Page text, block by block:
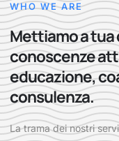
WHO WE ARE
Mettiamo a
conoscenze
educazione,
consulenza.
La trama dei nostri